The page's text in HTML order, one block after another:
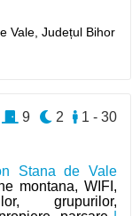
Vale,Județul Bihor
Stana de Vale
montana, WIFI,
grupurilor,
1 - 30
2
9